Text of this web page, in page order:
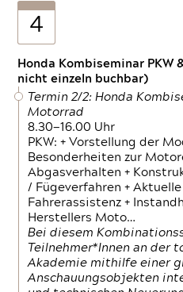
4
Honda Kombiseminar PKW
nicht einzeln buchbar)
Termin 2/2: Honda
Motorrad
8.30—16.00 Uhr
PKW: + Vorstellung der
Besonderheiten zur
Abgasverhalten +
/ Fügeverfahren +
Fahrerassistenz +
Herstellers Moto…
Bei diesem
Teilnehmer*Innen an der
Akademie mithilfe einer
Anschauungsobjekten